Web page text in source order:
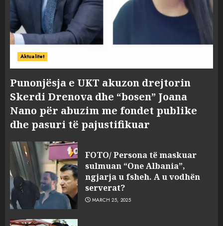
Aktualitet
Punonjësja e UKT akuzon drejtorin
Skerdi Drenova dhe “bosen” Joana
Nano për abuzim me fondet publike
dhe pasuri të pajustifikuar
FOTO/ Persona të maskuar
sulmuan “One Albania”,
ngjarja u fsheh. A u vodhën
serverat?
MARCH 25, 2025